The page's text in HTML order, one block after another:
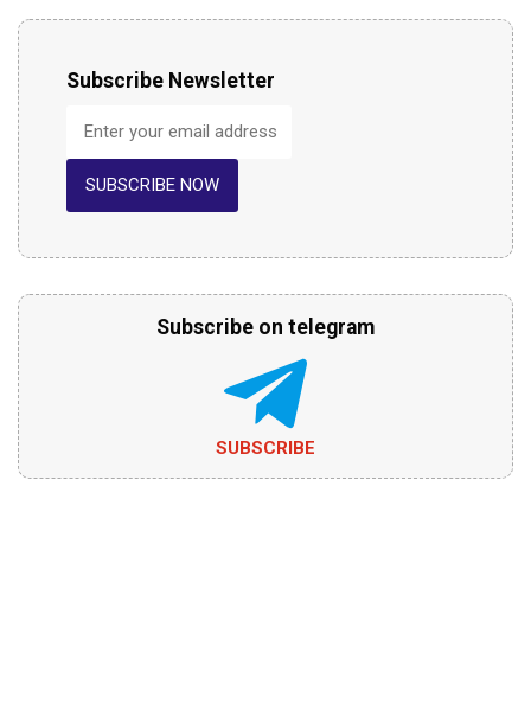
Subscribe Newsletter
SUBSCRIBE NOW
Subscribe on telegram
SUBSCRIBE